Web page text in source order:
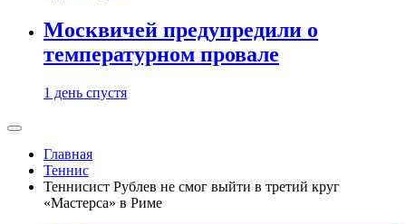
Москвичей предупредили о
температурном провале
1 день спустя
Главная
Теннис
Теннисист Рублев не смог выйти в третий круг
«Мастерса» в Риме